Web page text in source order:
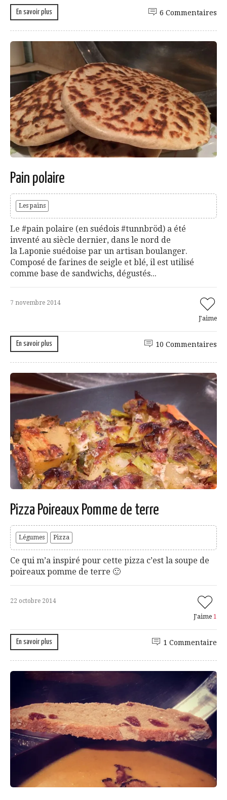
En savoir plus 6 Commentaires
Pain polaire
Les pains
Le #pain polaire (en suédois #tunnbröd) a été
inventé au siècle dernier, dans le nord de
la Laponie suédoise par un artisan boulanger.
Composé de farines de seigle et blé, il est utilisé
comme base de sandwichs, dégustés...
7 novembre 2014
J'aime
En savoir plus 10 Commentaires
Pizza Poireaux Pomme de terre
Légumes Pizza
Ce qui m’a inspiré pour cette pizza c’est la soupe de
poireaux pomme de terre 🙂
22 octobre 2014
J'aime 1
En savoir plus 1 Commentaire